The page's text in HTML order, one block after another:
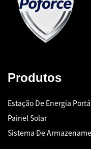
Produtos
Estação De Energia
Painel Solar
Sistema De